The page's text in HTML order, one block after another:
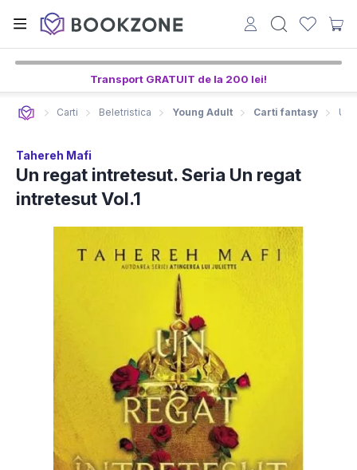
Transport GRATUIT de la 200 lei!
Carti Beletristica Young Adult Carti fantasy Un
Tahereh Mafi
Un regat intretesut. Seria Un regat
intretesut Vol.1